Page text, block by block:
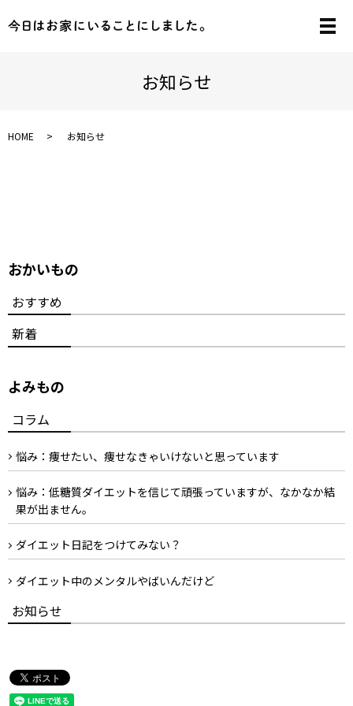
メ
お知らせ
HOME お知らせ
おかいもの
おすすめ
新着
よみもの
コラム
悩み：痩せたい、痩せなきゃいけないと思っています
悩み：低糖質ダイエットを信じて頑張っていますが、なかなか結
果が出ません。
ダイエット日記をつけてみない？
ダイエット中のメンタルやばいんだけど
お知らせ